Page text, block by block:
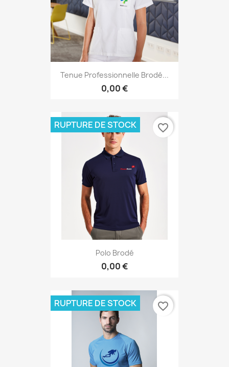
Tenue Professionnelle Brodé...
0,00 €
Polo Brodé
0,00 €
RUPTURE DE STOCK favorite_border
RUPTURE DE STOCK favorite_border